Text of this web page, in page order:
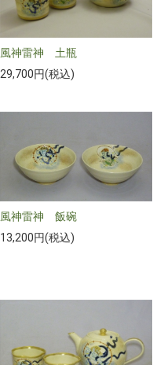
風神雷神 土瓶
29,700円(税込)
風神雷神 飯碗
13,200円(税込)